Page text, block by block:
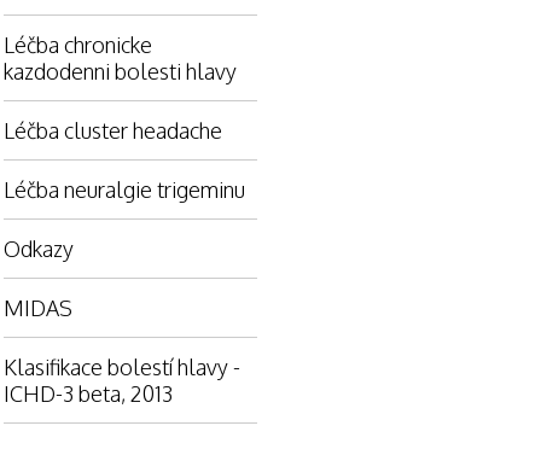
Léčba chronicke
kazdodenni bolesti hlavy
Léčba cluster headache
Léčba neuralgie trigeminu
Odkazy
MIDAS
Klasifikace bolestí hlavy -
ICHD-3 beta, 2013